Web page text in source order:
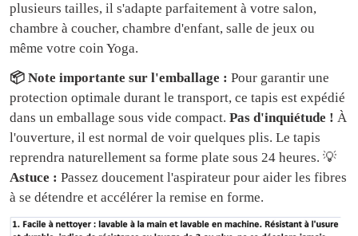
plusieurs tailles, il s'adapte parfaitement à votre salon,
chambre à coucher, chambre d'enfant, salle de jeux ou
même votre coin Yoga.
📦 Note importante sur l'emballage : Pour garantir une
protection optimale durant le transport, ce tapis est expédié
dans un emballage sous vide compact. Pas d'inquiétude ! À
l'ouverture, il est normal de voir quelques plis. Le tapis
reprendra naturellement sa forme plate sous 24 heures. 💡
Astuce : Passez doucement l'aspirateur pour aider les fibres
à se détendre et accélérer la remise en forme.